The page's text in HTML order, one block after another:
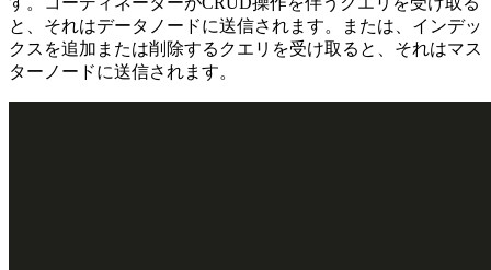
と、それはデータノードに送信されます。または、インデッ
クスを追加または削除するクエリを受け取ると、それはマス
ターノードに送信されます。